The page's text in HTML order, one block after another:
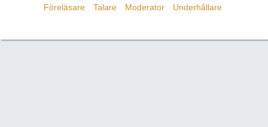
Föreläsare Talare Moderator Underhållare